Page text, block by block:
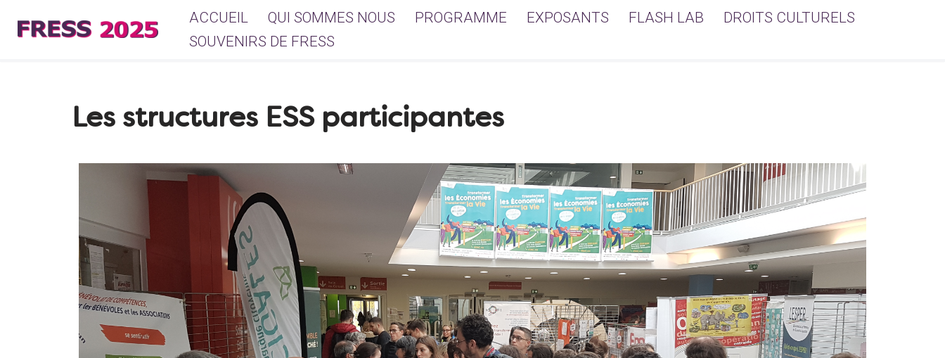
Aller
ACCUEIL QUI SOMMES NOUS PROGRAMME EXPOSANTS FLASH LAB
DROITS CULTURELS
SOUVENIRS DE FRESS
Les structures ESS participantes